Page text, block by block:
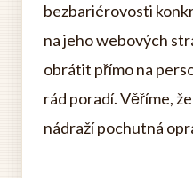
bezbariérovosti
na jeho webových
obrátit přímo na
rád poradí. Věříme,
nádraží pochutná